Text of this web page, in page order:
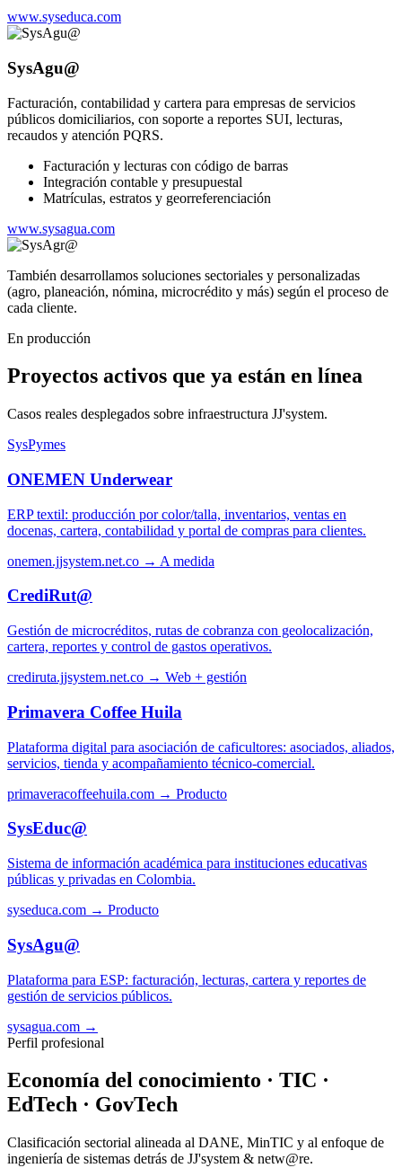
www.syseduca.com
SysAgu@
Facturación, contabilidad y cartera para empresas de servicios
públicos domiciliarios, con soporte a reportes SUI, lecturas,
recaudos y atención PQRS.
Facturación y lecturas con código de barras
Integración contable y presupuestal
Matrículas, estratos y georreferenciación
www.sysagua.com
También desarrollamos soluciones sectoriales y personalizadas
(agro, planeación, nómina, microcrédito y más) según el proceso de
cada cliente.
En producción
Proyectos activos que ya están en línea
Casos reales desplegados sobre infraestructura JJ'system.
SysPymes
ONEMEN Underwear
ERP textil: producción por color/talla, inventarios, ventas en
docenas, cartera, contabilidad y portal de compras para clientes.
onemen.jjsystem.net.co → A medida
CrediRut@
Gestión de microcréditos, rutas de cobranza con geolocalización,
cartera, reportes y control de gastos operativos.
crediruta.jjsystem.net.co → Web + gestión
Primavera Coffee Huila
Plataforma digital para asociación de caficultores: asociados, aliados,
servicios, tienda y acompañamiento técnico-comercial.
primaveracoffeehuila.com → Producto
SysEduc@
Sistema de información académica para instituciones educativas
públicas y privadas en Colombia.
syseduca.com → Producto
SysAgu@
Plataforma para ESP: facturación, lecturas, cartera y reportes de
gestión de servicios públicos.
sysagua.com →
Perfil profesional
Economía del conocimiento · TIC ·
EdTech · GovTech
Clasificación sectorial alineada al DANE, MinTIC y al enfoque de
ingeniería de sistemas detrás de JJ'system & netw@re.